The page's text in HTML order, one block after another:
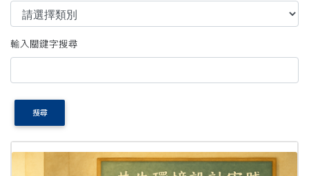
輸入關鍵字搜尋
搜尋